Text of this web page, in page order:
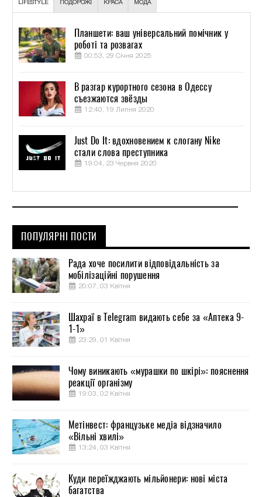
LIFESTYLE ПОДОРОЖІ КРАСА МОДА
Планшети: ваш універсальний помічник у
роботі та розвагах
00:53, 29 Січня 2025
В разгар курортного сезона в Одессу
съезжаются звёзды
12:40, 19 Липня 2020
Just Do It: вдохновением к слогану Nike
стали слова преступника
19:04, 23 Червня 2020
ПОПУЛЯРНІ ПОСТИ
Рада хоче посилити відповідальність за
мобілізаційні порушення
20:07, 03 Квітня
Шахраї в Telegram видають себе за «Аптека 9-
1-1»
23:29, 01 Квітня
Чому виникають «мурашки по шкірі»: пояснення
реакції організму
19:03, 02 Квітня
Метінвест: французьке медіа відзначило
«Вільні хвилі»
13:24, 03 Квітня
Куди переїжджають мільйонери: нові міста
багатства